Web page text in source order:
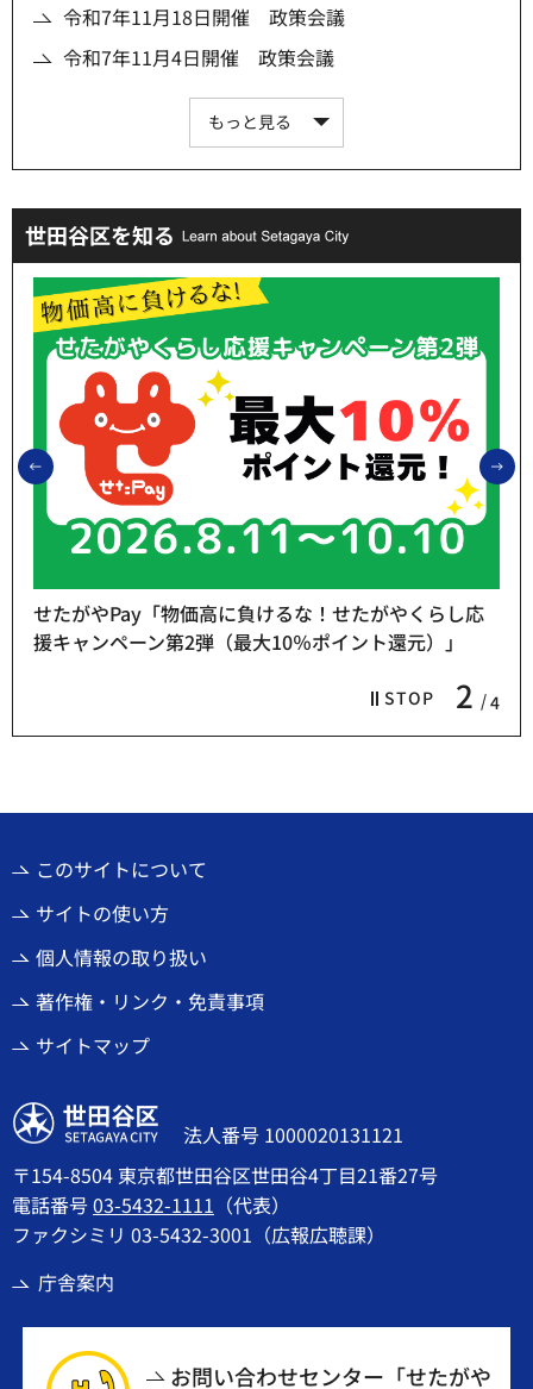
令和7年11月18日開催 政策会議
令和7年11月4日開催 政策会議
もっと見る
世田谷区を知る
前のスライドを表示
STOP 2 4
せたがやPay「物価高に負けるな！せたがやくらし応
援キャンペーン第2弾（最大10％ポイント還元）」
このサイトについて
サイトの使い方
個人情報の取り扱い
著作権・リンク・免責事項
サイトマップ
世田谷区
法人番号 1000020131121
〒154-8504 東京都世田谷区世田谷4丁目21番27号
電話番号03-5432-1111 （代表）
ファクシミリ 03-5432-3001（広報広聴課）
庁舎案内
お問い合わせセンター「せたがや